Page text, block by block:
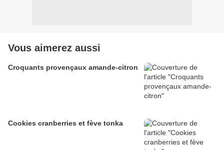
Vous aimerez aussi
Croquants provençaux amande-citron
Cookies cranberries et fève tonka